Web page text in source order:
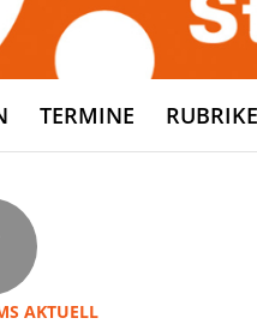
TERMINE
AKTUELL